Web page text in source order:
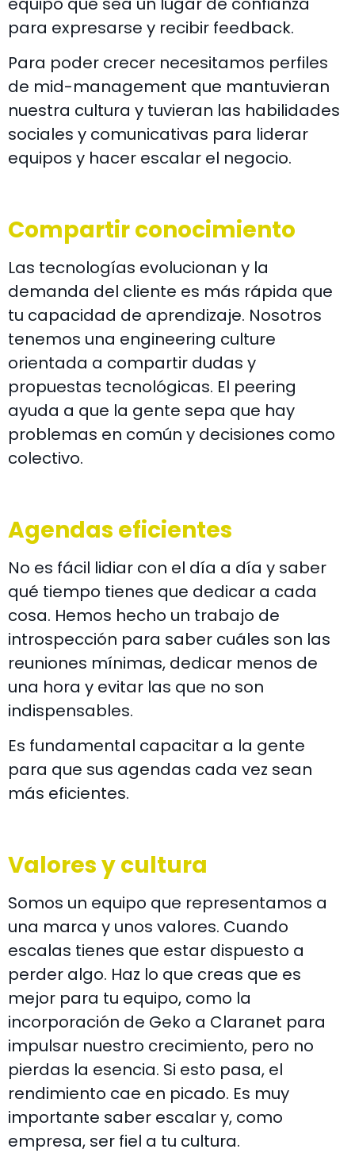
para expresarse y recibir feedback.
Para poder crecer necesitamos perfiles
de mid-management que mantuvieran
nuestra cultura y tuvieran las habilidades
sociales y comunicativas para liderar
equipos y hacer escalar el negocio.
Compartir conocimiento
Las tecnologías evolucionan y la
demanda del cliente es más rápida que
tu capacidad de aprendizaje. Nosotros
tenemos una engineering culture
orientada a compartir dudas y
propuestas tecnológicas. El peering
ayuda a que la gente sepa que hay
problemas en común y decisiones como
colectivo.
Agendas eficientes
No es fácil lidiar con el día a día y saber
qué tiempo tienes que dedicar a cada
cosa. Hemos hecho un trabajo de
introspección para saber cuáles son las
reuniones mínimas, dedicar menos de
una hora y evitar las que no son
indispensables.
Es fundamental capacitar a la gente
para que sus agendas cada vez sean
más eficientes.
Valores y cultura
Somos un equipo que representamos a
una marca y unos valores. Cuando
escalas tienes que estar dispuesto a
perder algo. Haz lo que creas que es
mejor para tu equipo, como la
incorporación de Geko a Claranet para
impulsar nuestro crecimiento, pero no
pierdas la esencia. Si esto pasa, el
rendimiento cae en picado. Es muy
importante saber escalar y, como
empresa, ser fiel a tu cultura.